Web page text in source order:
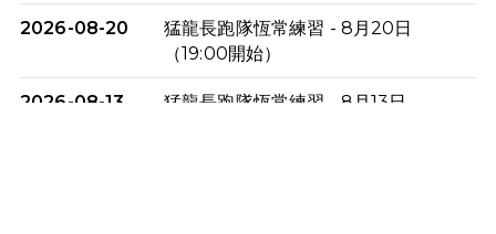
2026-08-20
猛龍長跑隊恆常練習 - 8月20日
（19:00開始）
2026-08-13
猛龍長跑隊恆常練習 - 8月13日